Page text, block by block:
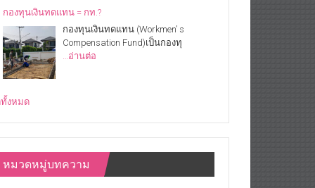
กองทุนเงินทดแทน = กท.?
กองทุนเงินทดแทน (Workmen’ s
Compensation Fund)เป็นกองทุ
…อ่านต่อ
ทั้งหมด
หมวดหมู่บทความ